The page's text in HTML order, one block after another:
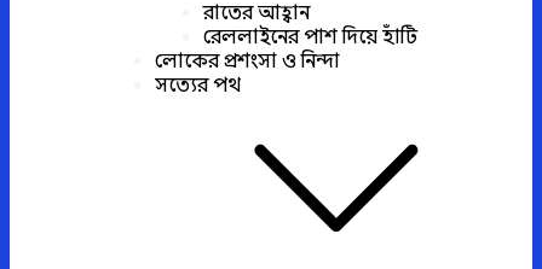
রাতের আহ্বান
রেললাইনের পাশ দিয়ে হাঁটি
লোকের প্রশংসা ও নিন্দা
সত্যের পথ